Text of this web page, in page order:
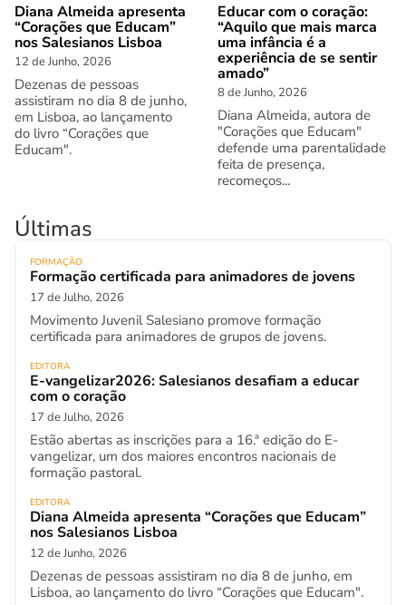
Diana Almeida apresenta
“Corações que Educam”
nos Salesianos Lisboa
12 de Junho, 2026
Dezenas de pessoas
assistiram no dia 8 de junho,
em Lisboa, ao lançamento
do livro “Corações que
Educam".
Educar com o coração:
“Aquilo que mais marca
uma infância é a
experiência de se sentir
amado”
8 de Junho, 2026
Diana Almeida, autora de
"Corações que Educam"
defende uma parentalidade
feita de presença,
recomeços...
Últimas
FORMAÇÃO
Formação certificada para animadores de jovens
17 de Julho, 2026
Movimento Juvenil Salesiano promove formação
certificada para animadores de grupos de jovens.
EDITORA
E-vangelizar2026: Salesianos desafiam a educar
com o coração
17 de Julho, 2026
Estão abertas as inscrições para a 16.ª edição do E-
vangelizar, um dos maiores encontros nacionais de
formação pastoral.
EDITORA
Diana Almeida apresenta “Corações que Educam”
nos Salesianos Lisboa
12 de Junho, 2026
Dezenas de pessoas assistiram no dia 8 de junho, em
Lisboa, ao lançamento do livro “Corações que Educam".